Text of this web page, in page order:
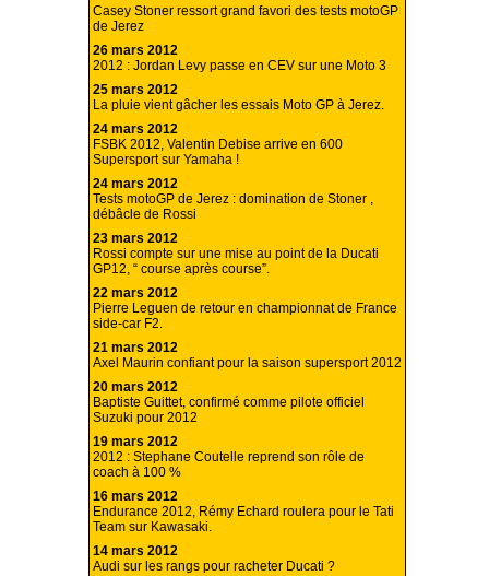
Casey Stoner ressort grand favori des tests motoGP
de Jerez
26 mars 2012
2012 : Jordan Levy passe en CEV sur une Moto 3
25 mars 2012
La pluie vient gâcher les essais Moto GP à Jerez.
24 mars 2012
FSBK 2012, Valentin Debise arrive en 600
Supersport sur Yamaha !
24 mars 2012
Tests motoGP de Jerez : domination de Stoner ,
débâcle de Rossi
23 mars 2012
Rossi compte sur une mise au point de la Ducati
GP12, “ course après course”.
22 mars 2012
Pierre Leguen de retour en championnat de France
side-car F2.
21 mars 2012
Axel Maurin confiant pour la saison supersport 2012
20 mars 2012
Baptiste Guittet, confirmé comme pilote officiel
Suzuki pour 2012
19 mars 2012
2012 : Stephane Coutelle reprend son rôle de
coach à 100 %
16 mars 2012
Endurance 2012, Rémy Echard roulera pour le Tati
Team sur Kawasaki.
14 mars 2012
Audi sur les rangs pour racheter Ducati ?